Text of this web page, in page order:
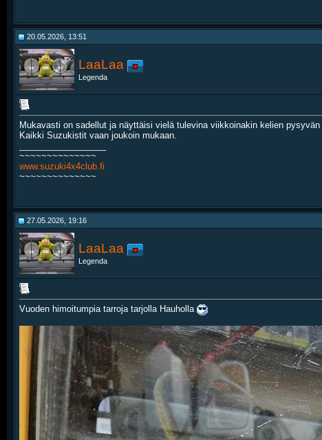
20.05.2026, 13:51
LaaLaa
Legenda
Mukavasti on sadellut ja näyttäisi vielä tulevina viikkoinakin kelien
Kaikki Suzukistit vaan joukoin mukaan.
~~~~~~~~~~~~~~
www.suzuki4x4club.fi
~~~~~~~~~~~~~~
27.05.2026, 19:16
LaaLaa
Legenda
Vuoden himoitumpia tarroja tarjolla Hauholla